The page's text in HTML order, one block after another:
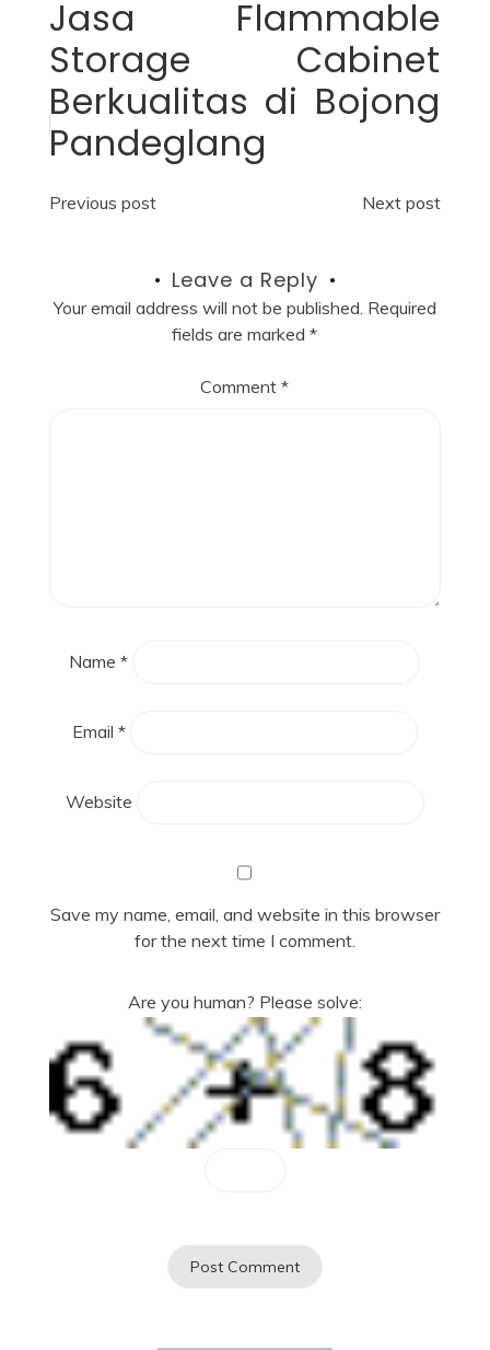
Jasa Flammable
Storage Cabinet
Berkualitas di Bojong
Pandeglang
Post
Previous post Next post
Leave a Reply
Your email address will not be published. Required
fields are marked*
Comment*
Name*
Email *
Website
Save my name, email, and website in this browser
for the next time I comment.
Are you human? Please solve: